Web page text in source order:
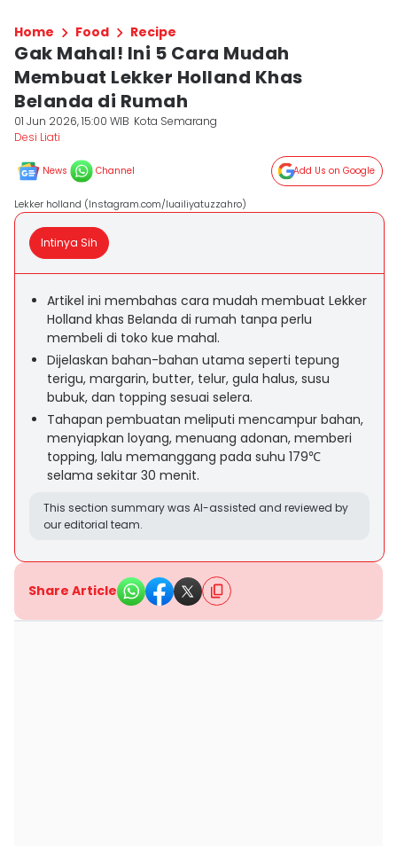
Home Food Recipe
Gak Mahal! Ini 5 Cara Mudah
Membuat Lekker Holland Khas
Belanda di Rumah
01 Jun 2026, 15:00 WIB Kota Semarang
Desi Liati
News Channel Add Us on Google
Lekker holland (Instagram.com/luailiyatuzzahro)
Intinya Sih
Artikel ini membahas cara mudah membuat Lekker
Holland khas Belanda di rumah tanpa perlu
membeli di toko kue mahal.
Dijelaskan bahan-bahan utama seperti tepung
terigu, margarin, butter, telur, gula halus, susu
bubuk, dan topping sesuai selera.
Tahapan pembuatan meliputi mencampur bahan,
menyiapkan loyang, menuang adonan, memberi
topping, lalu memanggang pada suhu 179℃
selama sekitar 30 menit.
This section summary was AI-assisted and reviewed by
our editorial team.
Share Article